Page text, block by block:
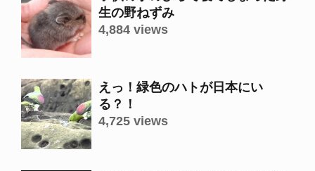
生の野ねずみ
4,884 views
えっ！緑色のハトが日本にい
る？！
4,725 views